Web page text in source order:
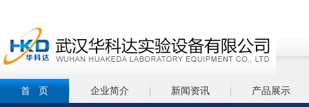
首 页 企业简介 新闻资讯 产品展示